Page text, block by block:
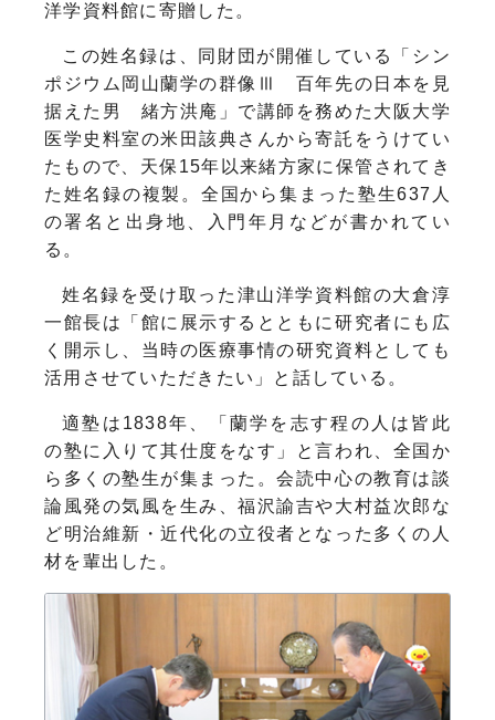
洋学資料館に寄贈した。
この姓名録は、同財団が開催している「シン
ポジウム岡山蘭学の群像Ⅲ 百年先の日本を見
据えた男 緒方洪庵」で講師を務めた大阪大学
医学史料室の米田該典さんから寄託をうけてい
たもので、天保15年以来緒方家に保管されてき
た姓名録の複製。全国から集まった塾生637人
の署名と出身地、入門年月などが書かれてい
る。
姓名録を受け取った津山洋学資料館の大倉淳
一館長は「館に展示するとともに研究者にも広
く開示し、当時の医療事情の研究資料としても
活用させていただきたい」と話している。
適塾は1838年、「蘭学を志す程の人は皆此
の塾に入りて其仕度をなす」と言われ、全国か
ら多くの塾生が集まった。会読中心の教育は談
論風発の気風を生み、福沢諭吉や大村益次郎な
ど明治維新・近代化の立役者となった多くの人
材を輩出した。